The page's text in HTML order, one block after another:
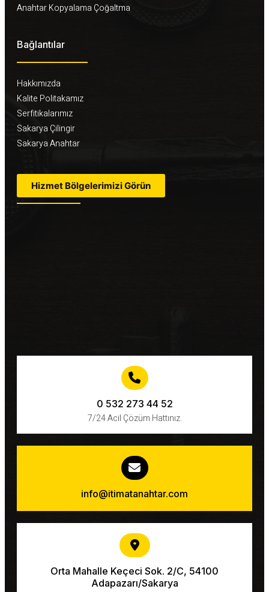
Anahtar Kopyalama Çoğaltma
Bağlantılar
Hakkımızda
Kalite Politakamız
Serfitikalarımız
Sakarya Çilingir
Sakarya Anahtar
Hizmet Bölgelerimizi Görün
0 532 273 44 52
7/24 Acil Çözüm Hattınız.
info@itimatanahtar.com
Orta Mahalle Keçeci Sok. 2/C, 54100
Adapazarı/Sakarya